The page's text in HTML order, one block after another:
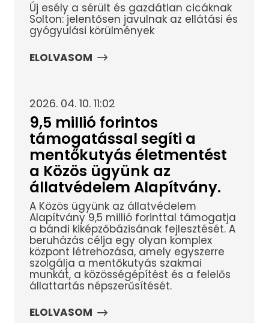
Új esély a sérült és gazdátlan cicáknak
Solton: jelentősen javulnak az ellátási és
gyógyulási körülmények
ELOLVASOM
2026. 04. 10. 11:02
9,5 millió forintos
támogatással segíti a
mentőkutyás életmentést
a Közös ügyünk az
állatvédelem Alapítvány.
A Közös ügyünk az állatvédelem
Alapítvány 9,5 millió forinttal támogatja
a bándi kiképzőbázisának fejlesztését. A
beruházás célja egy olyan komplex
központ létrehozása, amely egyszerre
szolgálja a mentőkutyás szakmai
munkát, a közösségépítést és a felelős
állattartás népszerűsítését.
ELOLVASOM